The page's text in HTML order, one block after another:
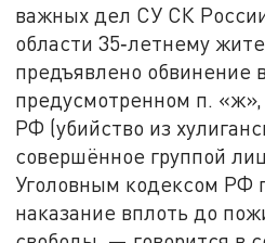
важных дел СУ СК
области 35‑летнему
предъявлено обвинение
предусмотренном п.
РФ (убийство из
совершённое группой
Уголовным кодексом РФ
наказание вплоть до